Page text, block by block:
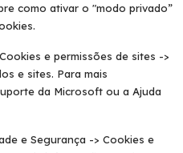
como ativar o "modo privado”
e permissões de sites ->
e sites. Para mais
da Microsoft ou a Ajuda
e Segurança -> Cookies e